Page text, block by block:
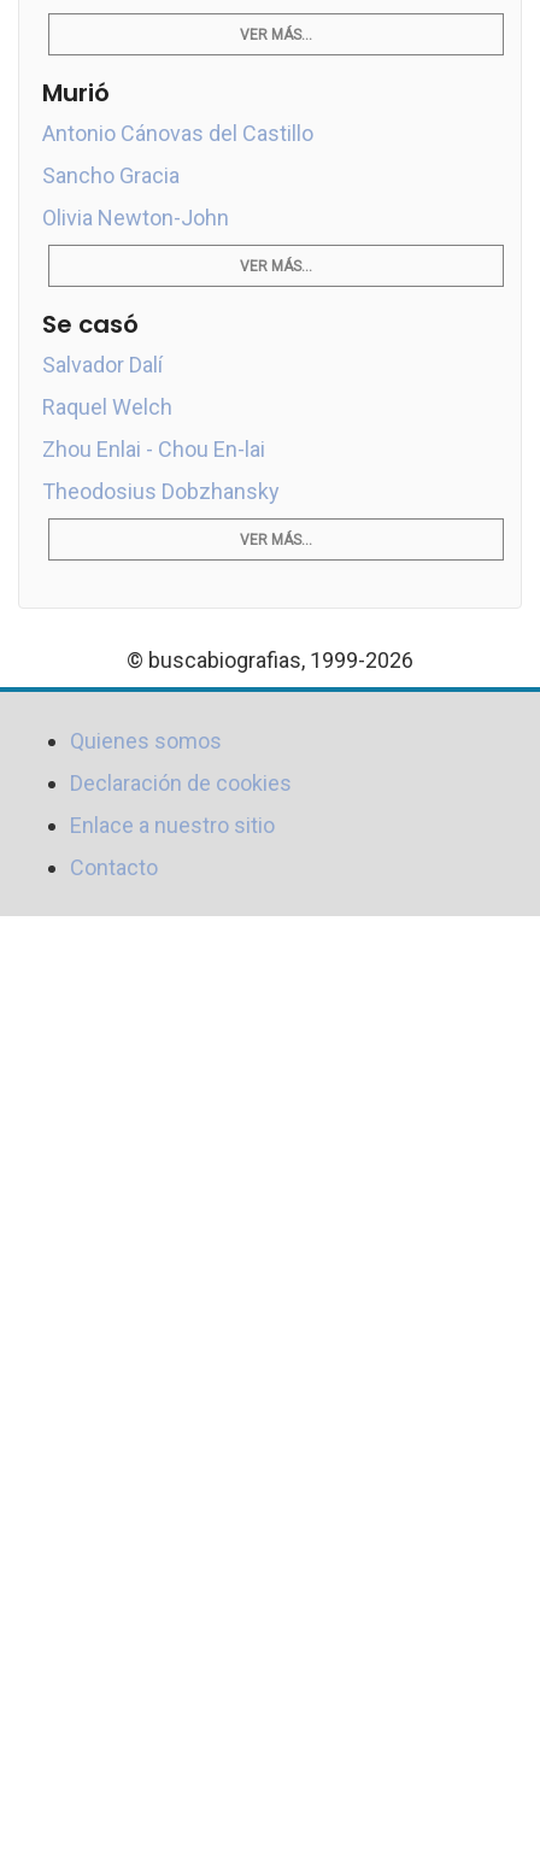
VER MÁS...
Murió
Antonio Cánovas del Castillo
Sancho Gracia
Olivia Newton-John
VER MÁS...
Se casó
Salvador Dalí
Raquel Welch
Zhou Enlai - Chou En-lai
Theodosius Dobzhansky
VER MÁS...
© buscabiografias, 1999-2026
Quienes somos
Declaración de cookies
Enlace a nuestro sitio
Contacto